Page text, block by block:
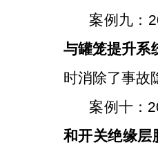
案例九：
与罐笼提升系
时消除了事故
案例十：
和开关绝缘层